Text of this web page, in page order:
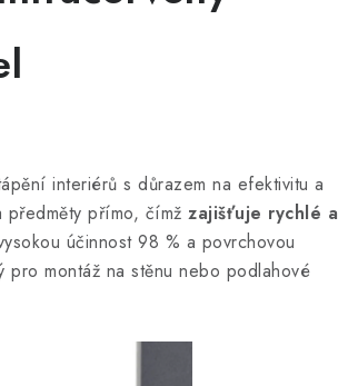
interiérů s důrazem na efektivitu a
přímo, čímž zajišťuje rychlé a
účinnost 98 % a povrchovou
montáž na stěnu nebo podlahové